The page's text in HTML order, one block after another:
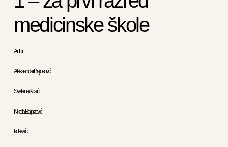
medicinske škole
Autori:
Aleksandar Baljozović
Svetlana Kostić
Nikola Baljozović
Izdavač :